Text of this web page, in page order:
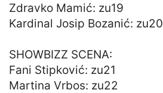
Zdravko Mamić: zu19
Kardinal Josip Bozanić: zu20
SHOWBIZZ SCENA:
Fani Stipković: zu21
Martina Vrbos: zu22